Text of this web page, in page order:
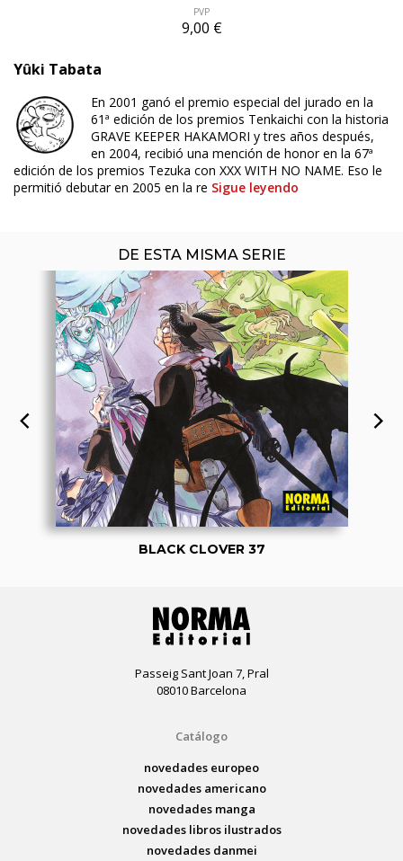
PVP
9,00 €
Yûki Tabata
En 2001 ganó el premio especial del jurado en la
61ª edición de los premios Tenkaichi con la historia
GRAVE KEEPER HAKAMORI y tres años después,
en 2004, recibió una mención de honor en la 67ª
edición de los premios Tezuka con XXX WITH NO NAME. Eso le
permitió debutar en 2005 en la re Sigue leyendo
DE ESTA MISMA SERIE
BLACK CLOVER 37
Passeig Sant Joan 7, Pral
08010 Barcelona
Catálogo
novedades europeo
novedades americano
novedades manga
novedades libros ilustrados
novedades danmei